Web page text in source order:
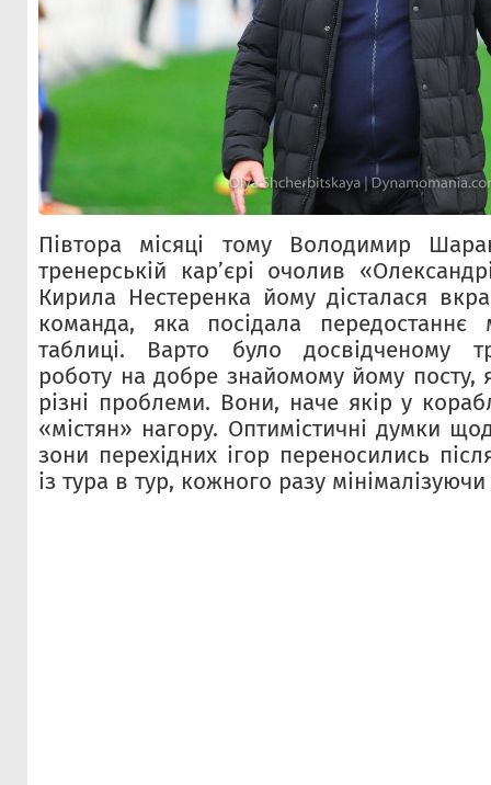
Півтора місяці тому Володимир
тренерській кар’єрі очолив
Кирила Нестеренка йому дісталася
команда, яка посідала передостаннє
таблиці. Варто було досвідченому
роботу на добре знайомому йому посту,
різні проблеми. Вони, наче якір у
«містян» нагору. Оптимістичні думки
зони перехідних ігор переносились
із тура в тур, кожного разу